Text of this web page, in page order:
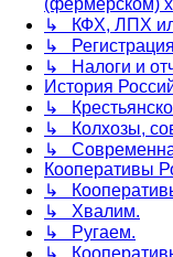
(фермерском)
↳ КФХ, ЛПХ
↳
↳ Налоги и
История
↳
↳ Колхозы,
↳
Кооперативы
↳
↳ Хвалим.
↳ Ругаем.